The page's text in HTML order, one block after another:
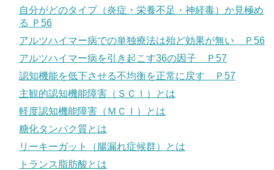
自分がどのタイプ（炎症・栄養不足・神経毒）か見極め
る Ｐ56
アルツハイマー病での単独療法は殆ど効果が無い Ｐ56
アルツハイマー病を引き起こす36の因子 Ｐ57
認知機能を低下させる不均衡を正常に戻す Ｐ57
主観的認知機能障害（ＳＣＩ）とは
軽度認知機能障害（ＭＣＩ）とは
糖化タンパク質とは
リーキーガット（腸漏れ症候群）とは
トランス脂肪酸とは